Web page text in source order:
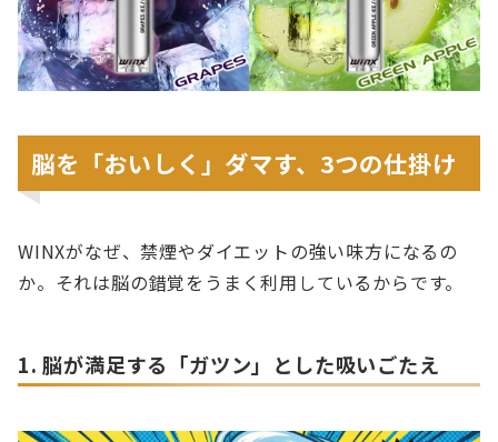
脳を「おいしく」ダマす、3つの仕掛け
WINXがなぜ、禁煙やダイエットの強い味方になるの
か。それは脳の錯覚をうまく利用しているからです。
1. 脳が満足する「ガツン」とした吸いごたえ